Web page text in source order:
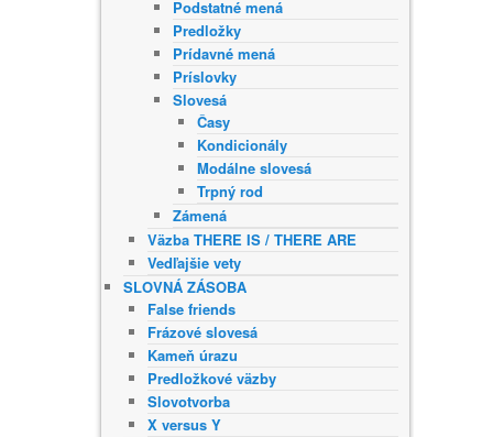
Podstatné mená
Predložky
Prídavné mená
Príslovky
Slovesá
Časy
Kondicionály
Modálne slovesá
Trpný rod
Zámená
Väzba THERE IS / THERE ARE
Vedľajšie vety
SLOVNÁ ZÁSOBA
False friends
Frázové slovesá
Kameň úrazu
Predložkové väzby
Slovotvorba
X versus Y